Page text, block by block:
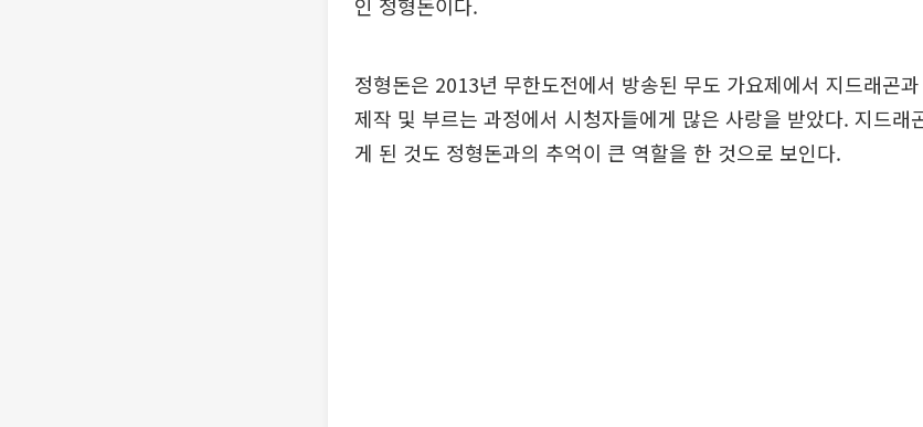
정형돈은 2013년 무한도전에서 방송된 무도 가요제에서 지드래곤
제작 및 부르는 과정에서 시청자들에게 많은 사랑을 받았다. 지드래
게 된 것도 정형돈과의 추억이 큰 역할을 한 것으로 보인다.